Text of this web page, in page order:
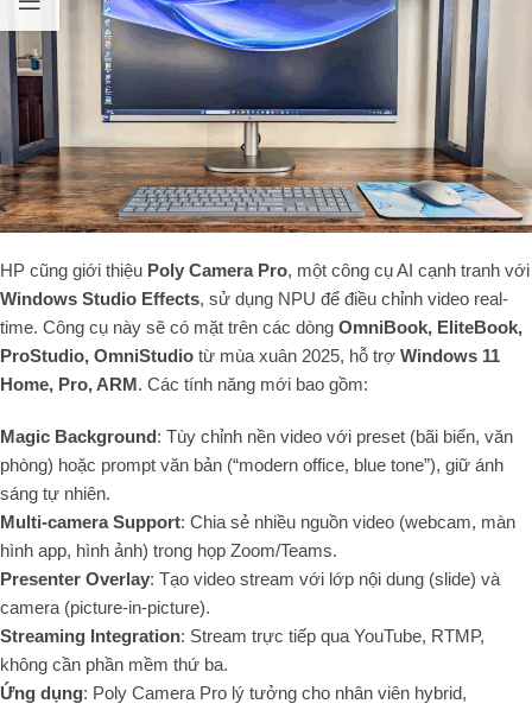
HP cũng giới thiệu Poly Camera Pro, một công cụ AI cạnh tranh với
Windows Studio Effects, sử dụng NPU để điều chỉnh video real-
time. Công cụ này sẽ có mặt trên các dòng OmniBook, EliteBook,
ProStudio, OmniStudio từ mùa xuân 2025, hỗ trợ Windows 11
Home, Pro, ARM. Các tính năng mới bao gồm:
Magic Background: Tùy chỉnh nền video với preset (bãi biển, văn
phòng) hoặc prompt văn bản (“modern office, blue tone”), giữ ánh
sáng tự nhiên.
Multi-camera Support: Chia sẻ nhiều nguồn video (webcam, màn
hình app, hình ảnh) trong họp Zoom/Teams.
Presenter Overlay: Tạo video stream với lớp nội dung (slide) và
camera (picture-in-picture).
Streaming Integration: Stream trực tiếp qua YouTube, RTMP,
không cần phần mềm thứ ba.
Ứng dụng: Poly Camera Pro lý tưởng cho nhân viên hybrid,